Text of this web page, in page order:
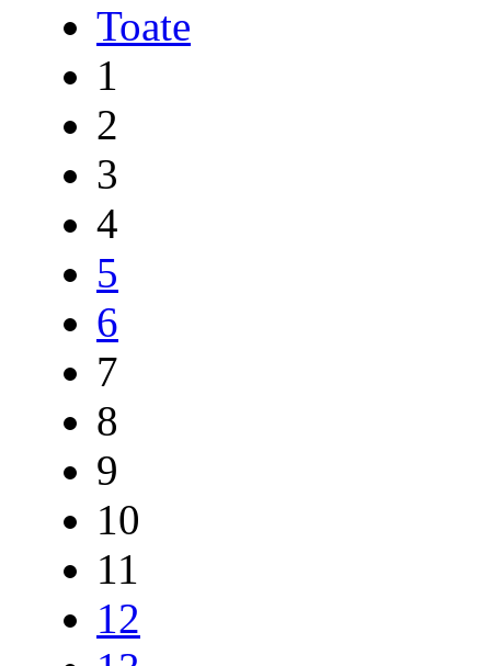
Toate
1
2
3
4
5
6
7
8
9
10
11
12